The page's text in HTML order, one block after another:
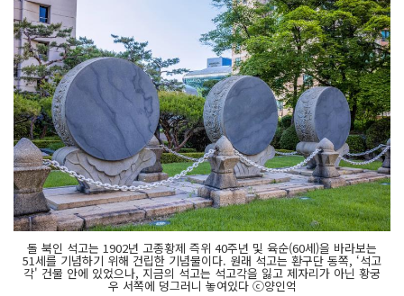
돌 북인 석고는 1902년 고종황제 즉위 40주년 및 육순(60세)을 바라보는
51세를 기념하기 위해 건립한 기념물이다. 원래 석고는 환구단 동쪽, ‘석고
각' 건물 안에 있었으나, 지금의 석고는 석고각을 잃고 제자리가 아닌 황궁
우 서쪽에 덩그러니 놓여있다 ⓒ양인억